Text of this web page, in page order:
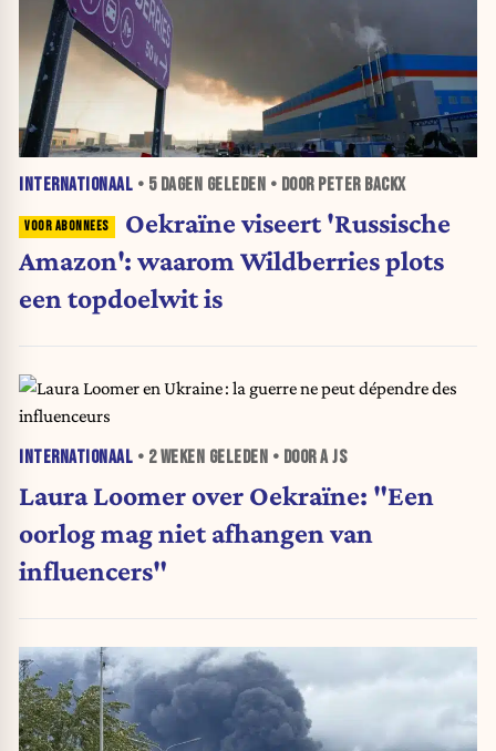
INTERNATIONAAL • 5 DAGEN GELEDEN • DOOR PETER BACKX
Oekraïne viseert 'Russische
Amazon': waarom Wildberries plots
een topdoelwit is
INTERNATIONAAL • 2 WEKEN GELEDEN • DOOR A JS
Laura Loomer over Oekraïne: "Een
oorlog mag niet afhangen van
influencers"